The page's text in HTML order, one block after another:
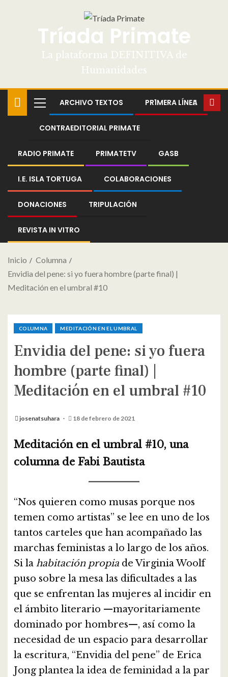
Tríada Primate
La plataforma DEFINITIVA de
Humanidades
ARCHIVO TEXTOS PR1MERA LÍNEA
CONTRAEDITORIAL PRIMATE
RADIO PRIMATE PRIMATETV GASB
I.E. ISLA TORTUGA COLABORACIONES
DONACIONES TRIPULACIÓN
REVISTA IN VITRO
Inicio
Columna
Envidia del pene: si yo fuera hombre (parte final) |
Meditación en el umbral #10
COLUMNA MEDITACIÓN EN EL UMBRAL
Envidia del pene: si yo fuera
hombre (parte final) |
Meditación en el umbral #10
josenatsuhara 18 de febrero de 2021
Meditación en el umbral #10, una
columna de Fabi Bautista
“Nos quieren como musas porque nos
temen como artistas” se lee en uno de los
tantos carteles que han acompañado las
marchas feministas a lo largo de los años.
Si la habitación propia de Virginia Woolf
puso sobre la mesa las dificultades a las
que se enfrentan las mujeres al incidir en
el ámbito literario —mayoritariamente
dominado por hombres—, así como la
necesidad de un espacio para desarrollar
la escritura, “Envidia del pene” de Erica
Jong plantea la idea de feminidad a la par